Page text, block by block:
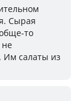
Сырая
то
Им салаты из